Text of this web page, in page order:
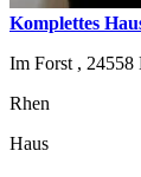
Komplettes
Im Forst , 24558
Rhen
Haus